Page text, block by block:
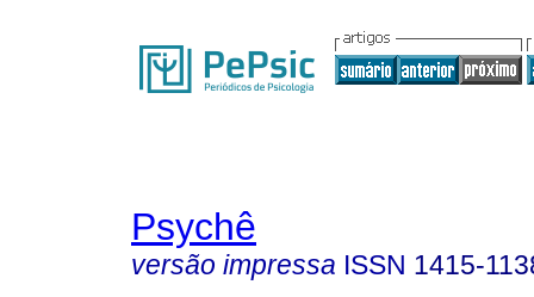
Psychê
versão impressa ISSN 1415-